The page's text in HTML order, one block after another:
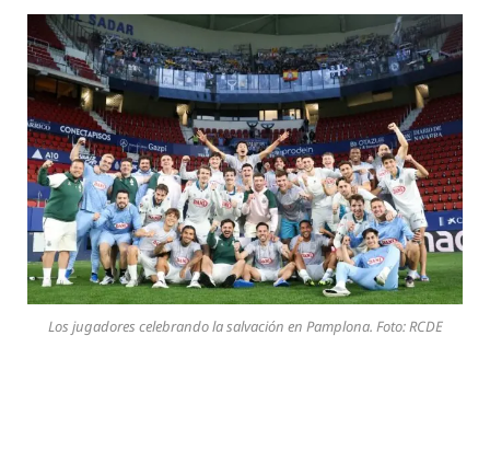
Los jugadores celebrando la salvación en Pamplona. Foto: RCDE